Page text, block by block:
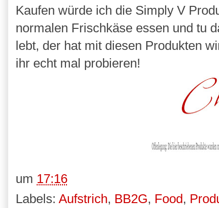
Kaufen würde ich die Simply V
normalen Frischkäse essen und tu
lebt, der hat mit diesen Produkten
ihr echt mal probieren!
um 17:16
Labels: Aufstrich, BB2G, Food,